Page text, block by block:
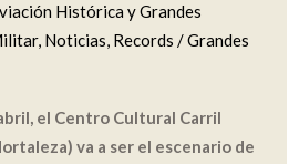
Histórica y Grandes
, Noticias, Records / Grandes
el Centro Cultural Carril
va a ser el escenario de